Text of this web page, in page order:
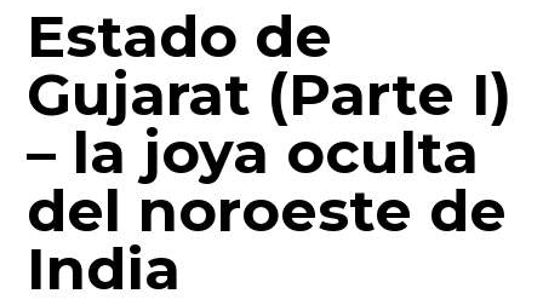
Estado de
Gujarat (Parte I)
– la joya oculta
del noroeste de
India